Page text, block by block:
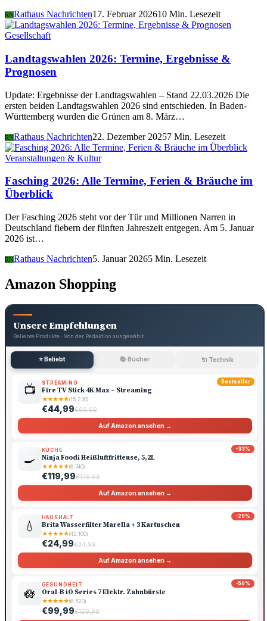
RNRathaus Nachrichten17. Februar 202610 Min. Lesezeit
Gesellschaft
Landtagswahlen 2026: Termine, Ergebnisse &
Prognosen
Update: Ergebnisse der Landtagswahlen – Stand 22.03.2026 Die
ersten beiden Landtagswahlen 2026 sind entschieden. In Baden-
Württemberg wurden die Grünen am 8. März…
RNRathaus Nachrichten22. Dezember 20257 Min. Lesezeit
Veranstaltungen & Kultur
Fasching 2026: Alle Termine, Ferien & Bräuche im
Überblick
Der Fasching 2026 steht vor der Tür und Millionen Narren in
Deutschland fiebern der fünften Jahreszeit entgegen. Am 5. Januar
2026 ist…
RNRathaus Nachrichten5. Januar 20265 Min. Lesezeit
Amazon Shopping
Unsere Empfehlungen
Beliebte Produkte · Von der Redaktion ausgewählt
⭐ Beliebt 📚 Bücher 🔌 Technik
Bestseller
📺 STREAMING
Fire TV Stick 4K Max – Streaming
★★★★★(15.230)
€44,99€69,99
Auf Amazon ansehen →
-33%
🍳
KÜCHE
Ninja Foodi Heißluftfritteuse, 5,2L
★★★★★(8.740)
€119,99€179,99
Auf Amazon ansehen →
-29%
💧
HAUSHALT
Brita Wasserfilter Marella + 3 Kartuschen
★★★★★(42.100)
€24,99€34,99
Auf Amazon ansehen →
-50%
🪷
GESUNDHEIT
Oral-B iO Series 7 Elektr. Zahnbürste
★★★★★(6.520)
€99,99€199,99